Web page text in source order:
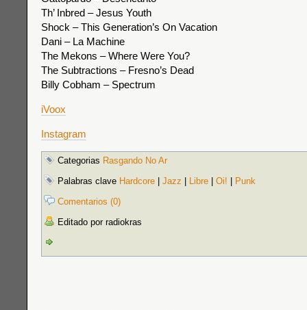
Th’ Inbred – Jesus Youth
Shock – This Generation’s On Vacation
Dani – La Machine
The Mekons – Where Were You?
The Subtractions – Fresno’s Dead
Billy Cobham – Spectrum
iVoox
Instagram
Categorias Rasgando No Ar
Palabras clave Hardcore Jazz Libre Oi!
Punk
Comentarios (0)
Editado por radiokras